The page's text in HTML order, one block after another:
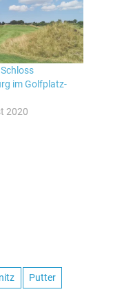
im Golfplatz-
2020
Putter